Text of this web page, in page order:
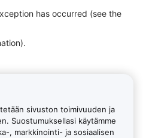
has occurred (see the
.
sivuston toimivuuden ja
Suostumuksellasi käytämme
, markkinointi- ja sosiaalisen